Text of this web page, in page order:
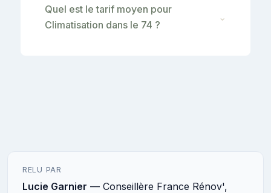
Quel est le tarif moyen pour
Climatisation dans le 74 ?
⌄
RELU PAR
Lucie Garnier — Conseillère France Rénov',